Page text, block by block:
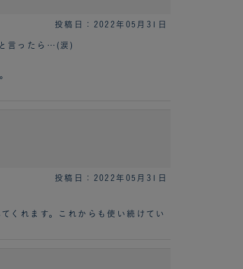
投稿日：2022年05月31日
言ったら…(涙)
投稿日：2022年05月31日
くれます。これからも使い続けてい